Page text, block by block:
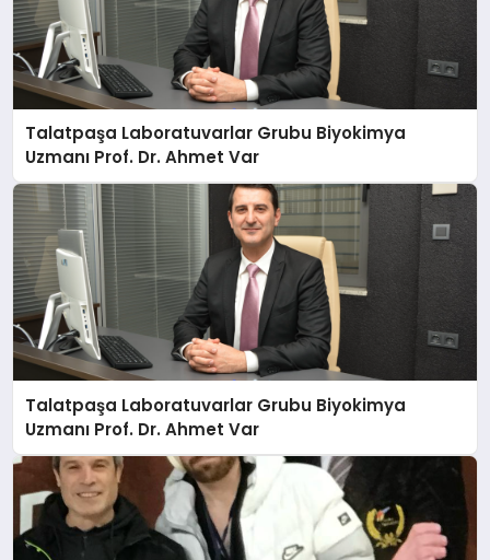
Talatpaşa Laboratuvarlar Grubu Biyokimya
Uzmanı Prof. Dr. Ahmet Var
Talatpaşa Laboratuvarlar Grubu Biyokimya
Uzmanı Prof. Dr. Ahmet Var